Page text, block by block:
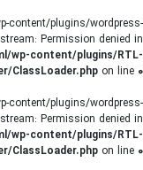
content/plugins/wordpress-
Permission denied in
wp-content/plugins/RTL-
ClassLoader.php on line 0
content/plugins/wordpress-
Permission denied in
wp-content/plugins/RTL-
ClassLoader.php on line 0